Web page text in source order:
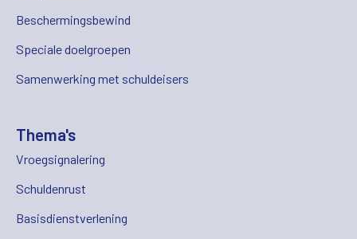
Beschermingsbewind
Speciale doelgroepen
Samenwerking met schuldeisers
Thema's
Vroegsignalering
Schuldenrust
Basisdienstverlening